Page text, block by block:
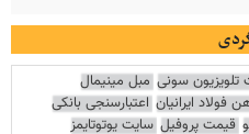
تلویزیون سونی مبل مینیمال
فولاد ایرانیان اعتبارسنجی بانکی
قیمت پروفیل سایت یوتوتایمز